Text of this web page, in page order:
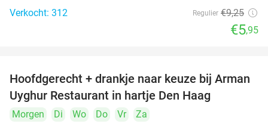
Verkocht: 312 Regulier €9,25
€5,95
30%
Hoofdgerecht + drankje naar keuze bij Arman
Uyghur Restaurant in hartje Den Haag
Morgen Di Wo Do Vr
Za